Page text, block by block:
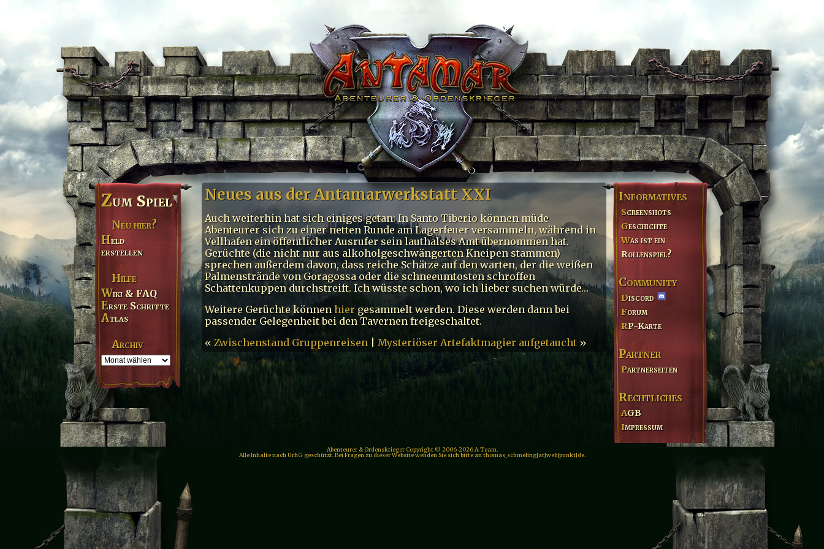
Zum Spiel
Neu hier?
Held
erstellen
Hilfe
Wiki & FAQ
Erste Schritte
Atlas
Archiv
Neues aus der Antamarwerkstatt XXI
Auch weiterhin hat sich einiges getan: In Santo Tiberio können müde
Abenteurer sich zu einer netten Runde am Lagerfeuer versammeln, während in
Vellhafen ein öffentlicher Ausrufer sein lauthalses Amt übernommen hat.
Gerüchte (die nicht nur aus alkoholgeschwängerten Kneipen stammen)
sprechen außerdem davon, dass reiche Schätze auf den warten, der die weißen
Palmenstrände von Goragossa oder die schneeumtosten schroffen
Schattenkuppen durchstreift. Ich wüsste schon, wo ich lieber suchen würde…
Weitere Gerüchte können hier gesammelt werden. Diese werden dann bei
passender Gelegenheit bei den Tavernen freigeschaltet.
« Zwischenstand Gruppenreisen Mysteriöser Artefaktmagier aufgetaucht »
Informatives
Screenshots
Geschichte
Was ist ein
Rollenspiel?
Community
Discord
Forum
RP-Karte
Partner
Partnerseiten
Rechtliches
AGB
Impressum
Abenteurer & Ordenskrieger Copyright © 2006-2026 A-Team.
Alle Inhalte nach UrhG geschützt. Bei Fragen zu dieser Website wenden Sie sich bitte an thomas_schmeling[at]web[punkt]de.